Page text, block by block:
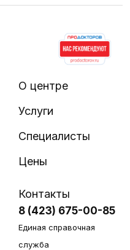
О центре
Услуги
Специалисты
Цены
Контакты
8 (423) 675-00-85
Единая справочная
служба